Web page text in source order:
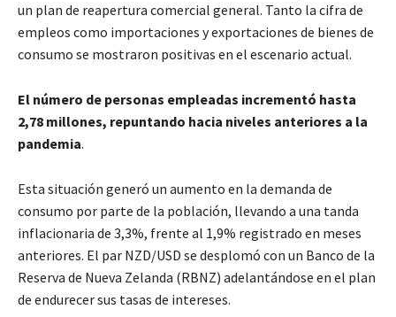
un plan de reapertura comercial general. Tanto la cifra de
empleos como importaciones y exportaciones de bienes de
consumo se mostraron positivas en el escenario actual.
El número de personas empleadas incrementó hasta
2,78 millones, repuntando hacia niveles anteriores a la
pandemia.
Esta situación generó un aumento en la demanda de
consumo por parte de la población, llevando a una tanda
inflacionaria de 3,3%, frente al 1,9% registrado en meses
anteriores. El par NZD/USD se desplomó con un Banco de la
Reserva de Nueva Zelanda (RBNZ) adelantándose en el plan
de endurecer sus tasas de intereses.